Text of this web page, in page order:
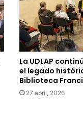
La UDLAP
el legado
Biblioteca
27 abril, 2026